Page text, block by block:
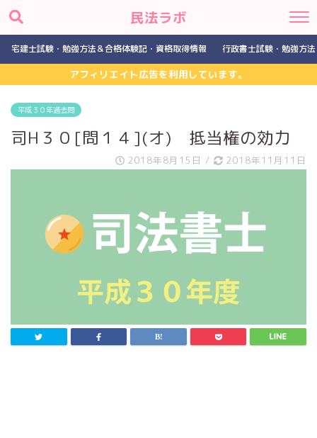
民法ラボ
宅建士試験・勉強方法＆合格体験記・資格取得情報 行政書士試験・勉強方
アフィリエイト広告を利用しています。
平成３０年過去問
司H３０[問１４](オ) 抵当権の効力
2018年8月15日 / 2018年11月11日